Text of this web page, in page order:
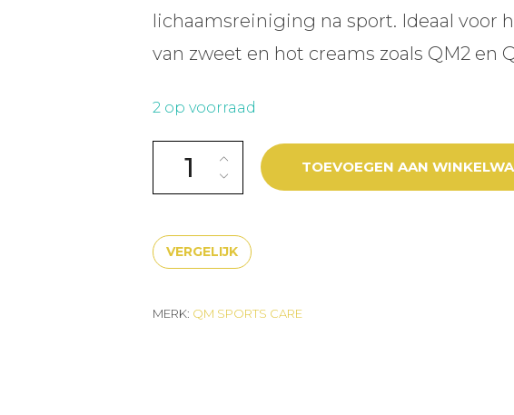
lichaamsreiniging na sport. Ideaal voor
van zweet en hot creams zoals QM2 en
2 op voorraad
QM 9 AFTER SPORTS WATER LOTION aantal
TOEVOEGEN AAN
VERGELIJK
MERK: QM SPORTS CARE